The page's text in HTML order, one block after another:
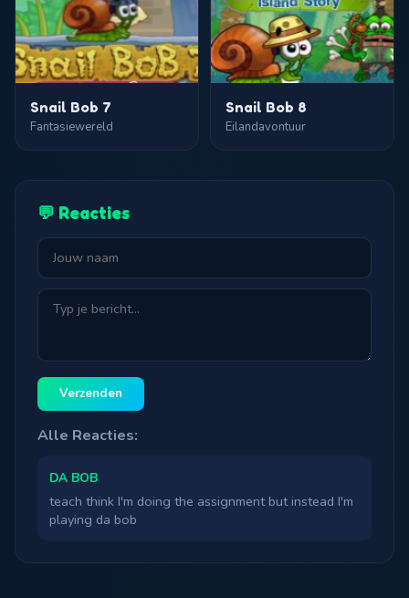
Snail Bob 7
Fantasiewereld
Snail Bob 8
Eilandavontuur
💬 Reacties
Verzenden
Alle Reacties:
DA BOB
teach think I'm doing the assignment but instead I'm
playing da bob